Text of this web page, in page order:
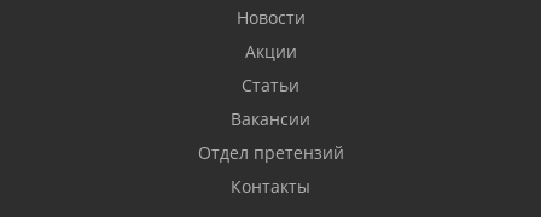
Новости
Акции
Статьи
Вакансии
Отдел претензий
Контакты